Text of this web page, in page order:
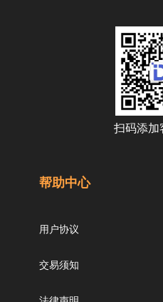
扫码添加
帮助中心
用户协议
交易须知